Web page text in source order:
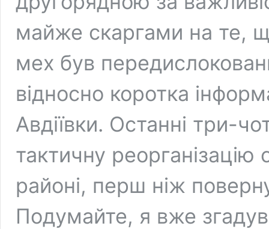
майже скаргами на те,
мех був
відносно коротка
Авдіївки. Останні три-
тактичну реорганізацію
районі, перш ніж
Подумайте, я вже